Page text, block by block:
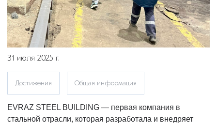
31 июля 2025 г.
Достижения Общая информация
EVRAZ STEEL BUILDING — первая компания в
стальной отрасли, которая разработала и внедряет